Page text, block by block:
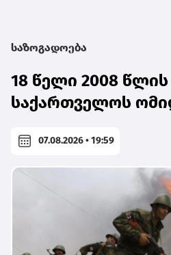
საზოგადოება
18 წელი 2008
საქართველოს
07.08.2026 • 19:59